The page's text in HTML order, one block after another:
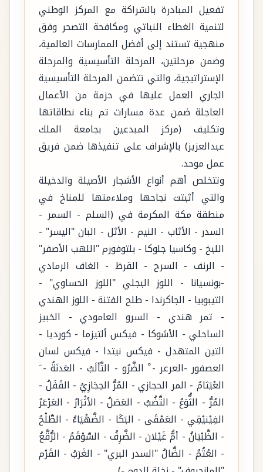
تفعيل المبادرة بالشراكة مع المركز الوطني
لتنمية الغطاء النباتي ومكافحة التصحر وفق
منهجية تستند إلى أفضل الممارسات العالمية،
وضمن مرحلتين، المرحلة التأسيسية والمرحلة
الإستراتيجية، والتي تتضمن المرحلة التأسيسية
الجاري العمل عليها في حزمة من الأعمال
العاجلة ضمن عدة مسارات تم بناء نطاقاتها
وتكليف (مركز المبدعين بجامعة الملك
عبدالعزيز) بالإشراف على تنفيذها ضمن فريق
عمل موحد.
وتتخلص أهم أنواع الأشجار الأصيلة والدخيلة
والتي أثبتت نجاحها وملاءمتها للمناخ في
منطقة مكة المكرمة في (السلم - السمر -
السدر - الأثاب - النيم - الأثل - البان "اليسر" -
اللبخ - وكاسيا جلوكا - بلتوفورم "اللهب الأصفر"
- الرنف - السرح - القرظ - الغاف الرمادي
-بونسيانا - اللوز البجلي "اللوز الحساوي" -
التيبوبيا - الجاكرندا - طلح الفتنة - اللوز الهندي
- تمر هندي - السرو العامودي - الخبيز
الساحلي - الأشوكا - فيكس ألتيزما - كورديا -
التين المتهدل - فيكس نيتدا - فيكس لسان
العصفور -العرعر - ْ الضَّرُو - التَّألَبُ - العَدنَةُ - َ
العْيَثامُ - المر الحجازي - المُرُّ الحِجَازِيُ - القَفَلُ -
المُرُّ - الثُّوَعُ - التَّضُبُ - العَصَلُ - الأثْرَارُ - العَرْعَرُ
الفِيْنيْقِي - العَمْقَى - البَكَا - الضَّهْيَاءُ - الطَّلْحُ
- الظَّبْيَانُ - أمُّ غَيْلان - الضَّرِفُ - السَّوْقَمُ - الرُّقَّعُ
- العُتُمُ - الضَّالُ "السدر البري" - الغَرَبُ - القَرْم